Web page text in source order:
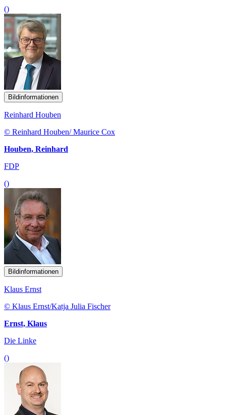
()
Bildinformationen
Reinhard Houben
© Reinhard Houben/ Maurice Cox
Houben, Reinhard
FDP
()
Bildinformationen
Klaus Ernst
© Klaus Ernst/Katja Julia Fischer
Ernst, Klaus
Die Linke
()